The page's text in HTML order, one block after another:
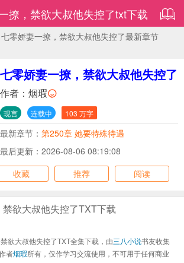
撩，禁欲大叔他失控了txt下载
七零娇妻一撩，禁欲大叔他失控了最新章节
七零娇妻一撩，禁欲大叔他失控了
作者： 烟瑕
现言 连载中 103 万字
最新章节： 第250章 她要特殊待遇
最后更新：2026-08-06 08:19:08
收藏 推荐 阅读
欲大叔他失控了TXT下载
欲大叔他失控了TXT全集下载，由三八小说书友收集
者烟瑕所有，仅作学习交流使用，不可用于任何商业